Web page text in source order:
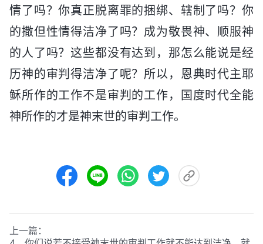
情了吗？你真正脱离罪的捆绑、辖制了吗？你
的撒但性情得洁净了吗？成为敬畏神、顺服神
的人了吗？这些都没有达到，那怎么能说是经
历神的审判得洁净了呢？所以，恩典时代主耶
稣所作的工作不是审判的工作，国度时代全能
神所作的才是神末世的审判工作。
上一篇：